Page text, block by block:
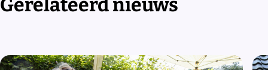
Gerelateerd nieuws